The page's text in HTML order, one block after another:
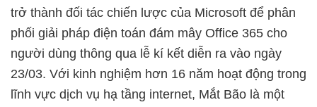
trở thành đối tác chiến lược của Microsoft để phân
phối giải pháp điện toán đám mây Office 365 cho
người dùng thông qua lễ kí kết diễn ra vào ngày
23/03. Với kinh nghiệm hơn 16 năm hoạt động trong
lĩnh vực dịch vụ hạ tầng internet, Mắt Bão là một